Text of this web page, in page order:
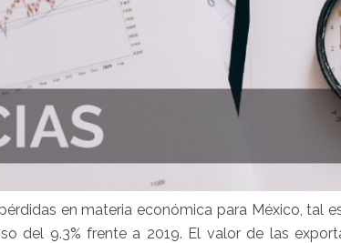
en materia económica para México, tal
del 9.3% frente a 2019. El valor de las